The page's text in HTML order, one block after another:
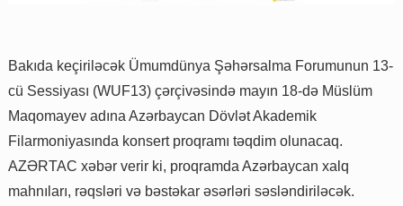
Bakıda keçiriləcək Ümumdünya Şəhərsalma Forumunun 13-
cü Sessiyası (WUF13) çərçivəsində mayın 18-də Müslüm
Maqomayev adına Azərbaycan Dövlət Akademik
Filarmoniyasında konsert proqramı təqdim olunacaq.
AZƏRTAC xəbər verir ki, proqramda Azərbaycan xalq
mahnıları, rəqsləri və bəstəkar əsərləri səsləndiriləcək.